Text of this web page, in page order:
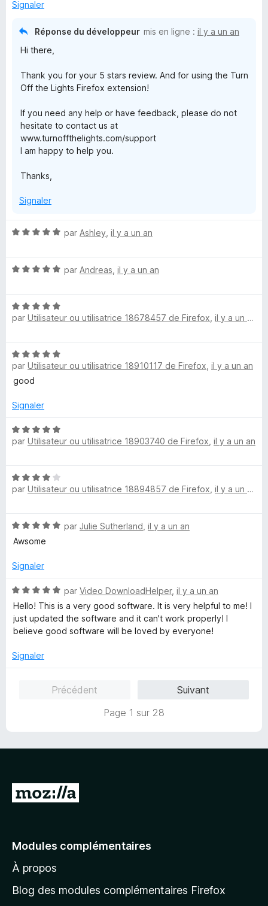
r5
Signaler
Réponse du développeur mis en ligne : il y a un an
Hi there,
Thank you for your 5 stars review. And for using the Turn
Off the Lights Firefox extension!
If you need any help or have feedback, please do not
hesitate to contact us at
www.turnoffthelights.com/support
I am happy to help you.
Thanks,
Signaler
N
é
u
r
par Ashley il y a un an
N
é
5
r
5
par Andreas il y a un an
N
o
5
s
u
5
par Utilisateur ou utilisatrice 18678457 de Firefox il y a un an
N
o
t
5
u
r
par Utilisateur ou utilisatrice 18910117 de Firefox il y a un an
good
Signaler
N
o
5
s
5
par Utilisateur ou utilisatrice 18903740 de Firefox il y a un an
N
o
4
s
r
par Utilisateur ou utilisatrice 18894857 de Firefox il y a un an
N
o
é
s
u
r
5
par Julie Sutherland il y a un an
Awsome
Signaler
N
o
t
é
s
par Video DownloadHelper, il y a un an
Hello! This is a very good software. It is very helpful to me! I
just updated the software and it can't work properly! I
believe good software will be loved by everyone!
Signaler
Précédent
Suivant
Page 1 sur 28
A
e
à
l
Modules complémentaires
À propos
Blog des modules complémentaires Firefox